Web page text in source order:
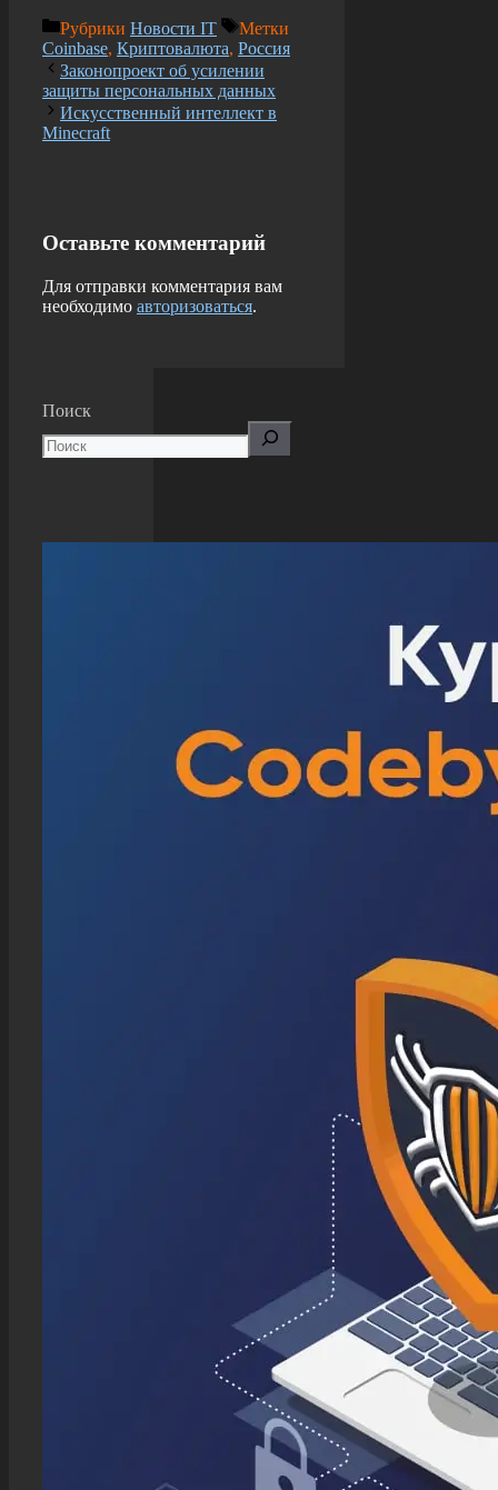
Рубрики Новости IT
Метки
Coinbase, Криптовалюта, Россия
Законопроект об усилении
защиты персональных данных
Искусственный интеллект в
Minecraft
Оставьте комментарий
Для отправки комментария вам
необходимо авторизоваться.
Поиск